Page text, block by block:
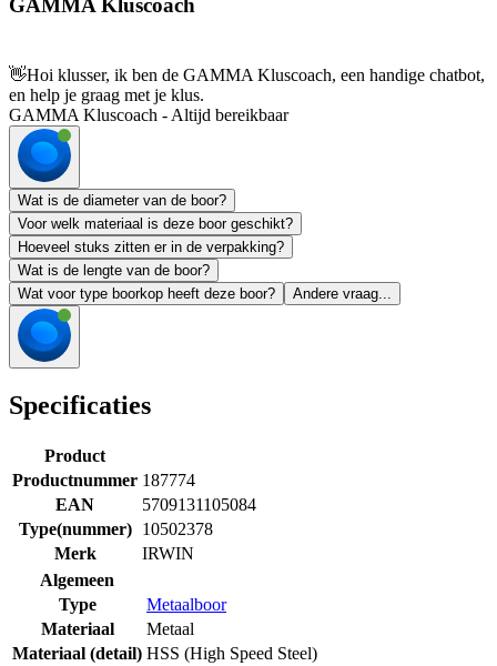
GAMMA Kluscoach
👋Hoi klusser, ik ben de GAMMA Kluscoach, een handige chatbot,
en help je graag met je klus.
GAMMA Kluscoach - Altijd bereikbaar
Wat is de diameter van de boor?
Voor welk materiaal is deze boor geschikt?
Hoeveel stuks zitten er in de verpakking?
Wat is de lengte van de boor?
Wat voor type boorkop heeft deze boor?
Andere vraag...
Specificaties
Product
Productnummer 187774
EAN
5709131105084
Type(nummer)
10502378
Merk
IRWIN
Algemeen
Type
Metaalboor
Materiaal
Metaal
Materiaal (detail) HSS (High Speed Steel)